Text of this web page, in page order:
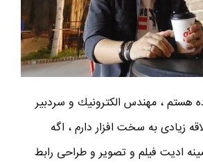
هستم ، مهندس الكترونيك و سردبير
زیادی به سخت افزار دارم ، اگه
ادیت فیلم و تصویر و طراحی رابط